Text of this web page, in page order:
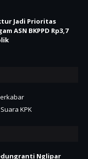
Jadi Prioritas
ASN BKPPD Rp3,7
KPK
Nglipar